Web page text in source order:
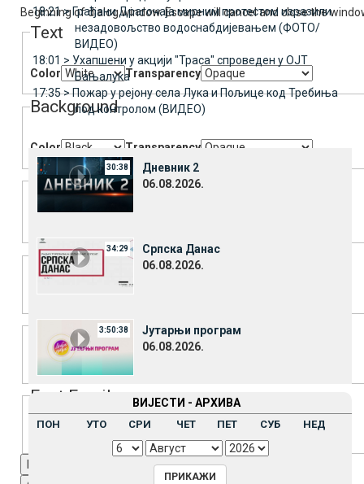
Beginning of dialog window. Escape will cancel and close the
Text
Color Transparency
Background
Color Transparency
Window
Font Size
Text Edge Style
Font Family
restore all settings to the default values
18:21 > Грађани Драгочаја мирним протестом изразили
незадовољство водоснабдијевањем (ФОТО/
ВИДЕО)
18:01 > Ухапшени у акцији "Траса" спроведен у ОЈТ
Бањалука
17:35 >Пожар у рејону села Лука и Пољице код Требиња
под контролом (ВИДЕО)
30:38
Дневник 2
06.08.2026.
34:29
Српска Данас
06.08.2026.
3:50:38
Јутарњи програм
06.08.2026.
ВИЈЕСТИ - АРХИВА
ПОН УТО СРИ ЧЕТ ПЕТ СУБ НЕД